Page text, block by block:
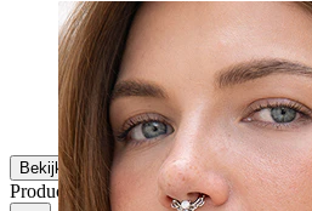
Ik hou ervan. Erg sexy en elegant.
ALIA Geverifieerde aankoop
Vertaald door AI Toon origineel
Bekijk meer
Productkwaliteit